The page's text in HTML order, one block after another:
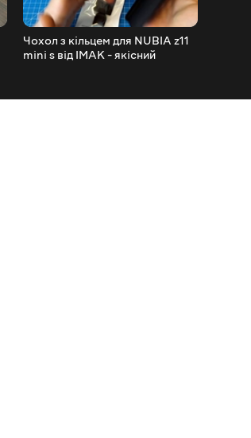
Чохол з кільцем для NUBIA z11
mini s від IMAK - якісний